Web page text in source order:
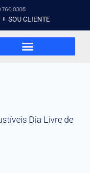
760 0305
SOU CLIENTE
Dia Livre de